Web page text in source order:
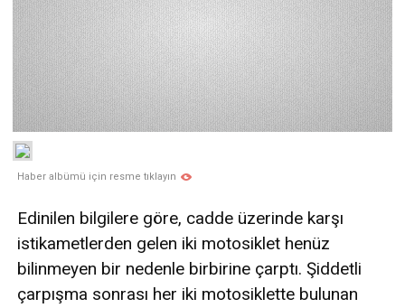
Haber albümü için resme tıklayın
Edinilen bilgilere göre, cadde üzerinde karşı
istikametlerden gelen iki motosiklet henüz
bilinmeyen bir nedenle birbirine çarptı. Şiddetli
çarpışma sonrası her iki motosiklette bulunan